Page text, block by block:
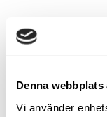
Denna
Vi använder